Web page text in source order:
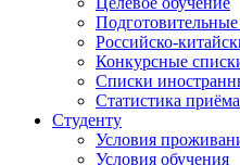
Российско-
Конкурсные
Списки
Статистика приёма
Студенту
Условия
Условия обучения